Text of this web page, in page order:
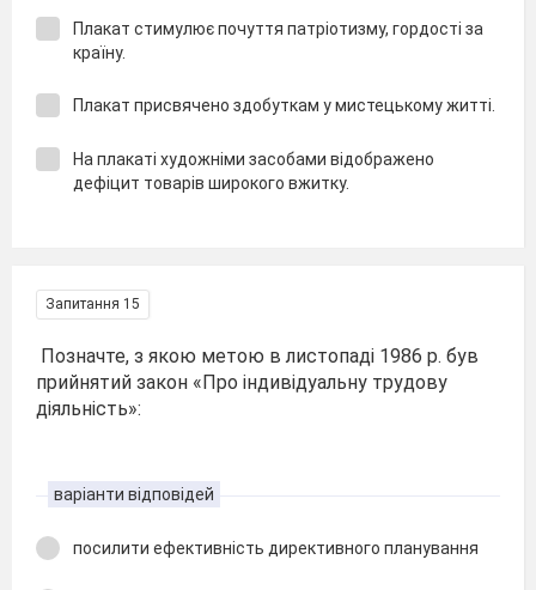
Плакат стимулює почуття патріотизму, гордості за
країну.
Плакат присвячено здобуткам у мистецькому житті.
На плакаті художніми засобами відображено
дефіцит товарів широкого вжитку.
Запитання 15
Позначте, з якою метою в листопаді 1986 р. був
прийнятий закон «Про індивідуальну трудову
діяльність»:
варіанти відповідей
посилити ефективність директивного планування